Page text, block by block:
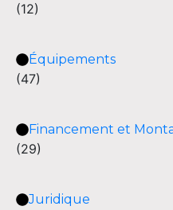
(12)
Équipements
(47)
Financement et
(29)
Juridique